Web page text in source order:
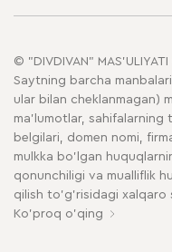
© "DIVDIVAN" MAS'ULIYATI
Saytning barcha
ular bilan cheklanmagan)
ma'lumotlar, sahifalarning
belgilari, domen nomi,
mulkka bo'lgan
qonunchiligi va mualliflik
qilish to'g'risidagi xalqaro
Ko'proq o'qing